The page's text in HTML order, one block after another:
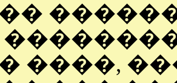
����,